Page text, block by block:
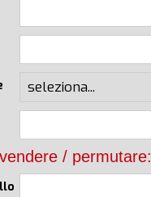
/ permutare: